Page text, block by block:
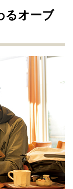
るオーブ